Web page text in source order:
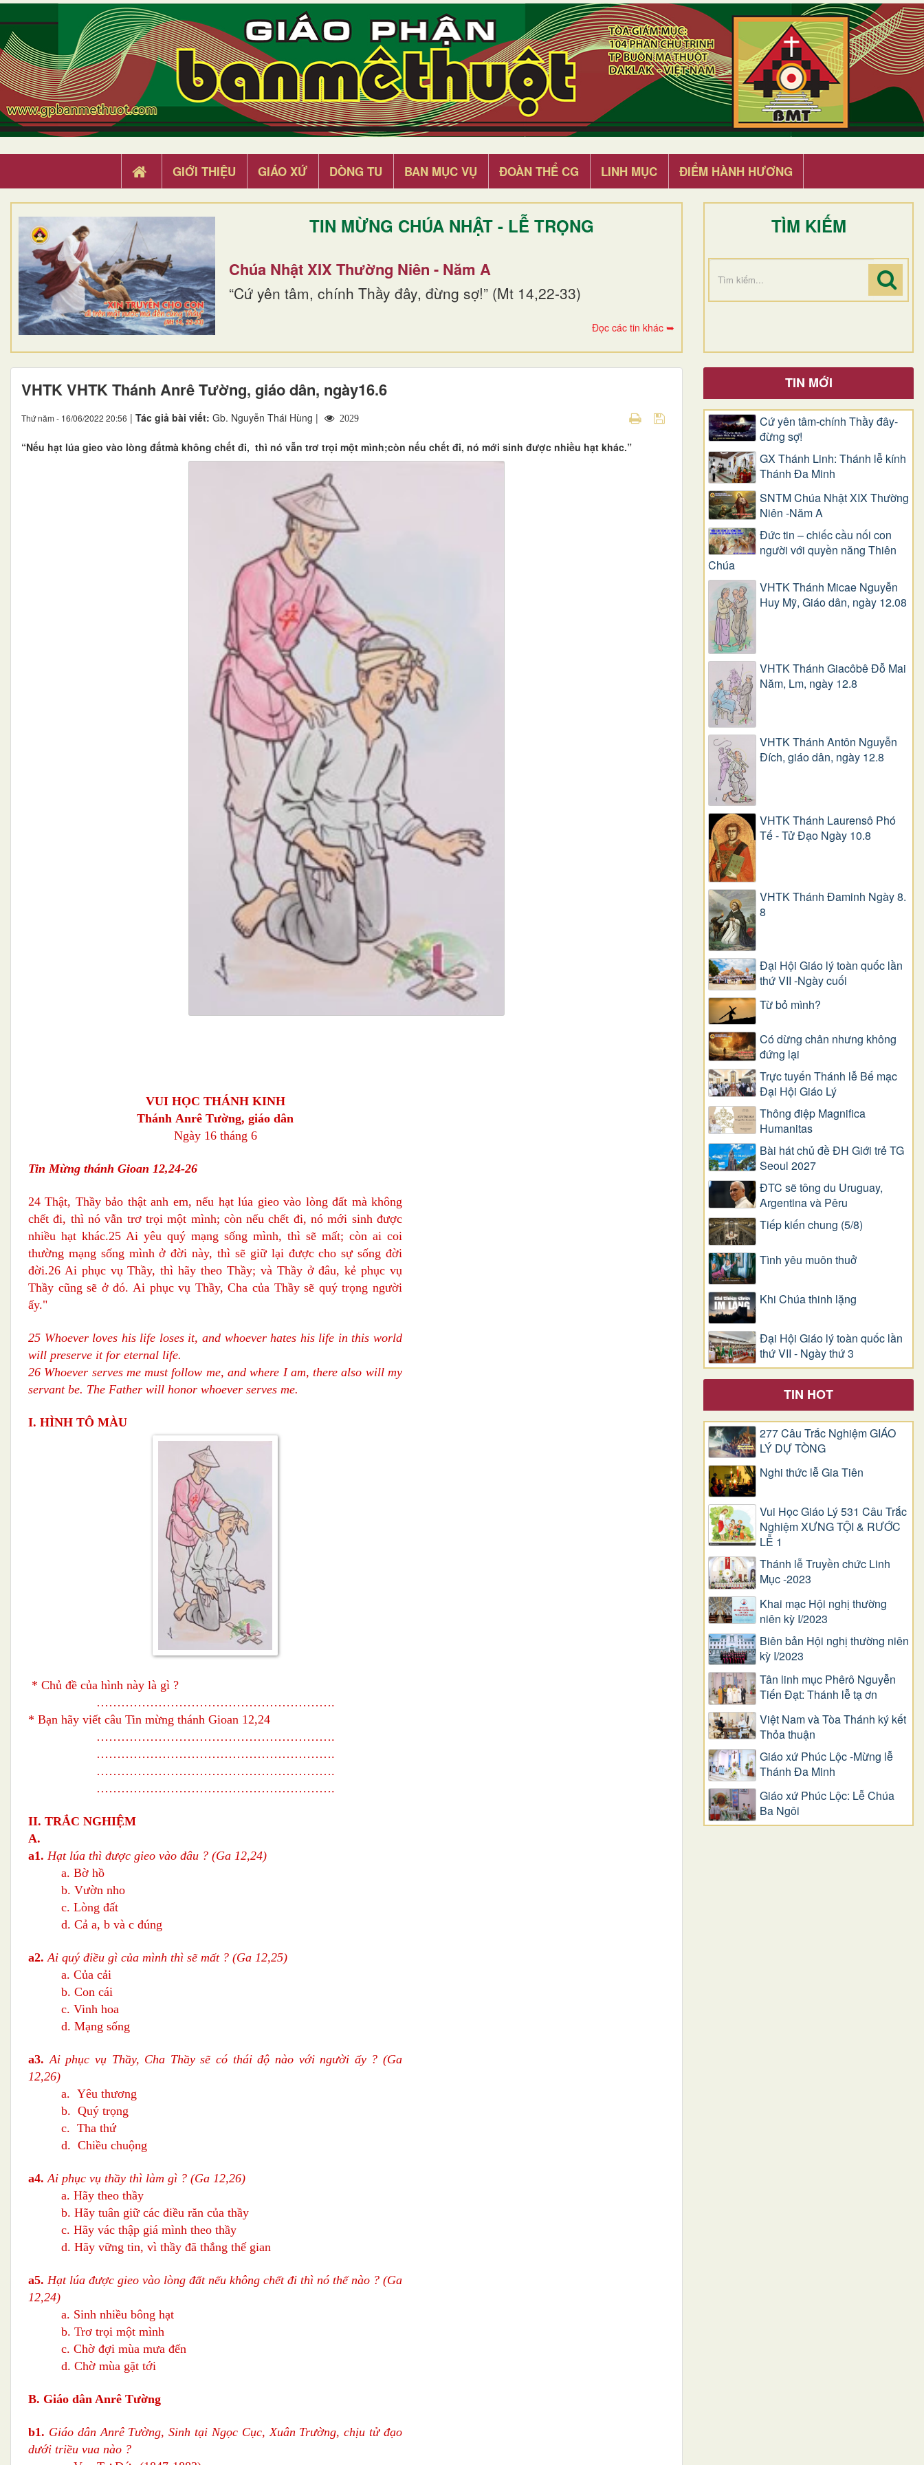
GIỚI THIỆU GIÁO XỨ DÒNG TU BAN MỤC VỤ ĐOÀN THỂ CG LINH MỤC ĐIỂM HÀNH HƯƠNG
TIN MỪNG CHÚA NHẬT - LỄ TRỌNG
Chúa Nhật XIX Thường Niên - Năm A
“Cứ yên tâm, chính Thầy đây, đừng sợ!” (Mt 14,22-33)
Đọc các tin khác ➥
TÌM KIẾM
VHTK VHTK Thánh Anrê Tường, giáo dân, ngày16.6
Thứ năm - 16/06/2022 20:56 | Tác giả bài viết: Gb. Nguyễn Thái Hùng | 2029
“Nếu hạt lúa gieo vào lòng đấtmà không chết đi, thì nó vẫn trơ trọi một mình;còn nếu chết đi, nó mới sinh được nhiều hạt khác.”
VUI HỌC THÁNH KINH
Thánh Anrê Tường, giáo dân
Ngày 16 tháng 6
Tin Mừng thánh Gioan 12,24-26
24 Thật, Thầy bảo thật anh em, nếu hạt lúa gieo vào lòng đất mà không
chết đi, thì nó vẫn trơ trọi một mình; còn nếu chết đi, nó mới sinh được
nhiều hạt khác.25 Ai yêu quý mạng sống mình, thì sẽ mất; còn ai coi
thường mạng sống mình ở đời này, thì sẽ giữ lại được cho sự sống đời
đời.26 Ai phục vụ Thầy, thì hãy theo Thầy; và Thầy ở đâu, kẻ phục vụ
Thầy cũng sẽ ở đó. Ai phục vụ Thầy, Cha của Thầy sẽ quý trọng người
ấy."
25 Whoever loves his life loses it, and whoever hates his life in this world
will preserve it for eternal life.
26 Whoever serves me must follow me, and where I am, there also will my
servant be. The Father will honor whoever serves me.
I. HÌNH TÔ MÀU
* Chủ đề của hình này là gì ?
………………………………………………….
* Bạn hãy viết câu Tin mừng thánh Gioan 12,24
………………………………………………….
………………………………………………….
………………………………………………….
………………………………………………….
II. TRẮC NGHIỆM
A.
a1. Hạt lúa thì được gieo vào đâu ? (Ga 12,24)
a. Bờ hồ
b. Vườn nho
c. Lòng đất
d. Cả a, b và c đúng
a2. Ai quý điều gì của mình thì sẽ mất ? (Ga 12,25)
a. Của cải
b. Con cái
c. Vinh hoa
d. Mạng sống
a3. Ai phục vụ Thầy, Cha Thầy sẽ có thái độ nào với người ấy ? (Ga
12,26)
a. Yêu thương
b. Quý trọng
c. Tha thứ
d. Chiều chuộng
a4. Ai phục vụ thầy thì làm gì ? (Ga 12,26)
a. Hãy theo thầy
b. Hãy tuân giữ các điều răn của thầy
c. Hãy vác thập giá mình theo thầy
d. Hãy vững tin, vì thầy đã thắng thế gian
a5. Hạt lúa được gieo vào lòng đất nếu không chết đi thì nó thế nào ? (Ga
12,24)
a. Sinh nhiều bông hạt
b. Trơ trọi một mình
c. Chờ đợi mùa mưa đến
d. Chờ mùa gặt tới
B. Giáo dân Anrê Tường
b1. Giáo dân Anrê Tường, Sinh tại Ngọc Cục, Xuân Trường, chịu tử đạo
dưới triều vua nào ?
TIN MỚI
Cứ yên tâm-chính Thầy đây-
đừng sợ!
GX Thánh Linh: Thánh lễ kính
Thánh Đa Minh
SNTM Chúa Nhật XIX Thường
Niên -Năm A
Đức tin – chiếc cầu nối con
người với quyền năng Thiên
Chúa
VHTK Thánh Micae Nguyễn
Huy Mỹ, Giáo dân, ngày 12.08
VHTK Thánh Giacôbê Ðỗ Mai
Năm, Lm, ngày 12.8
VHTK Thánh Antôn Nguyễn
Ðích, giáo dân, ngày 12.8
VHTK Thánh Laurensô Phó
Tế - Tử Đạo Ngày 10.8
VHTK Thánh Đaminh Ngày 8.
8
Đại Hội Giáo lý toàn quốc lần
thứ VII -Ngày cuối
Từ bỏ mình?
Có dừng chân nhưng không
đứng lại
Trực tuyến Thánh lễ Bế mạc
Đại Hội Giáo Lý
Thông điệp Magnifica
Humanitas
Bài hát chủ đề ĐH Giới trẻ TG
Seoul 2027
ĐTC sẽ tông du Uruguay,
Argentina và Pêru
Tiếp kiến chung (5/8)
Tình yêu muôn thuở
Khi Chúa thinh lặng
Đại Hội Giáo lý toàn quốc lần
thứ VII - Ngày thứ 3
TIN HOT
277 Câu Trắc Nghiệm GIÁO
LÝ DỰ TÒNG
Nghi thức lễ Gia Tiên
Vui Học Giáo Lý 531 Câu Trắc
Nghiệm XƯNG TỘI & RƯỚC
LỄ 1
Thánh lễ Truyền chức Linh
Mục -2023
Khai mạc Hội nghị thường
niên kỳ I/2023
Biên bản Hội nghị thường niên
kỳ I/2023
Tân linh mục Phêrô Nguyễn
Tiến Đạt: Thánh lễ tạ ơn
Việt Nam và Tòa Thánh ký kết
Thỏa thuận
Giáo xứ Phúc Lộc -Mừng lễ
Thánh Đa Minh
Giáo xứ Phúc Lộc: Lễ Chúa
Ba Ngôi